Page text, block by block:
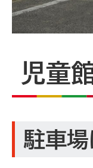
児童
駐車場